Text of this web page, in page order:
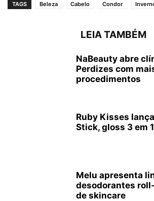
TAGS Beleza Cabelo Condor
LEIA TAMBÉM
NaBeauty abre
Perdizes com
procedimentos
Ruby Kisses
Stick, gloss 3 em
Melu apresenta
desodorantes
de skincare